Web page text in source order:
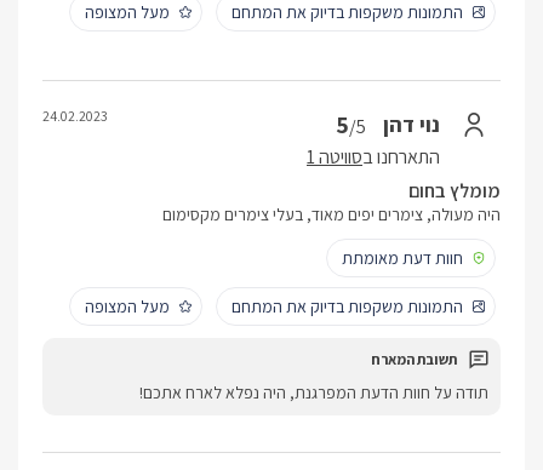
התמונות משקפות בדיוק את המתחם
מעל המצופה
נוי דהן 5/5
התארחנו בסוויטה 1
24.02.2023
מומלץ בחום
היה מעולה, צימרים יפים מאוד, בעלי צימרים מקסימום
חוות דעת מאומתת
התמונות משקפות בדיוק את המתחם מעל המצופה
תודה על חוות הדעת המפרגנת, היה נפלא לארח אתכם!